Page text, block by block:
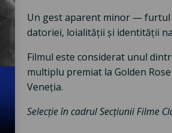
Un gest aparent minor — furtul
datoriei, loialității și identității
Filmul este considerat unul
multiplu premiat la Golden
Veneția.
Selecție în cadrul Secțiunii Filme